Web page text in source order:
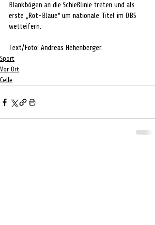
Blankbögen an die Schießlinie treten und als
erste „Rot-Blaue“ um nationale Titel im DBS
wetteifern.
Text/Foto: Andreas Hehenberger.
Sport
Vor Ort
Celle